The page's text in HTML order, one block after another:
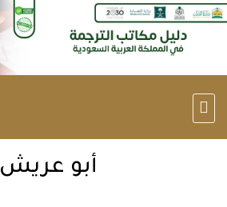
أبو عريش